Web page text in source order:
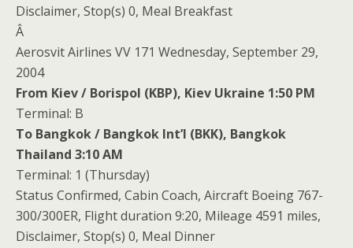
Disclaimer, Stop(s) 0, Meal Breakfast
Â
Aerosvit Airlines VV 171 Wednesday, September 29,
2004
From Kiev / Borispol (KBP), Kiev Ukraine 1:50 PM
Terminal: B
To Bangkok / Bangkok Int’l (BKK), Bangkok
Thailand 3:10 AM
Terminal: 1 (Thursday)
Status Confirmed, Cabin Coach, Aircraft Boeing 767-
300/300ER, Flight duration 9:20, Mileage 4591 miles,
Disclaimer, Stop(s) 0, Meal Dinner